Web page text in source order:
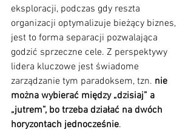
eksploracji, podczas gdy reszta
organizacji optymalizuje bieżący biznes,
jest to forma separacji pozwalająca
godzić sprzeczne cele. Z perspektywy
lidera kluczowe jest świadome
zarządzanie tym paradoksem, tzn. nie
można wybierać między „dzisiaj” a
„jutrem”, bo trzeba działać na dwóch
horyzontach jednocześnie.